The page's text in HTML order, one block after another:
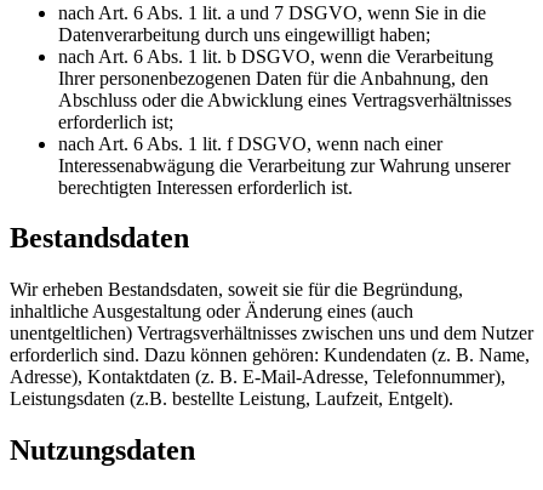
nach Art. 6 Abs. 1 lit. a und 7 DSGVO, wenn Sie in die
Datenverarbeitung durch uns eingewilligt haben;
nach Art. 6 Abs. 1 lit. b DSGVO, wenn die Verarbeitung
Ihrer personenbezogenen Daten für die Anbahnung, den
Abschluss oder die Abwicklung eines Vertragsverhältnisses
erforderlich ist;
nach Art. 6 Abs. 1 lit. f DSGVO, wenn nach einer
Interessenabwägung die Verarbeitung zur Wahrung unserer
berechtigten Interessen erforderlich ist.
Bestandsdaten
Wir erheben Bestandsdaten, soweit sie für die Begründung,
inhaltliche Ausgestaltung oder Änderung eines (auch
unentgeltlichen) Vertragsverhältnisses zwischen uns und dem Nutzer
erforderlich sind. Dazu können gehören: Kundendaten (z. B. Name,
Adresse), Kontaktdaten (z. B. E-Mail-Adresse, Telefonnummer),
Leistungsdaten (z.B. bestellte Leistung, Laufzeit, Entgelt).
Nutzungsdaten